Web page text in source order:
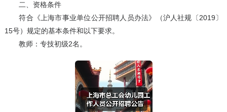
二、资格条件
符合《上海市事业单位公开招聘人员办法》（沪人社规〔2019〕
15号）规定的基本条件和以下要求。
教师：专技初级2名。